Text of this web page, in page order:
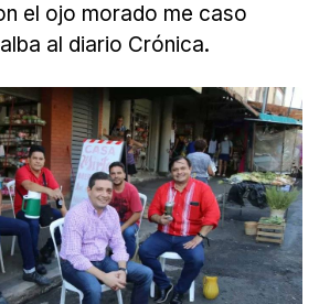
el ojo morado me caso
al diario Crónica.